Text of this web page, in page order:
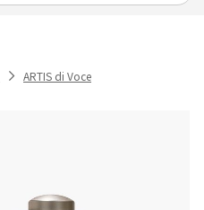
ARTIS di Voce